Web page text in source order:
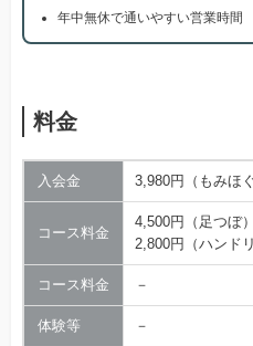
年中無休で通いやすい営業時間
料金
入会金 3,980円（もみほぐ
コース料金
4,500円（足つぼ）
2,800円（ハンド
コース料金 －
体験等 －